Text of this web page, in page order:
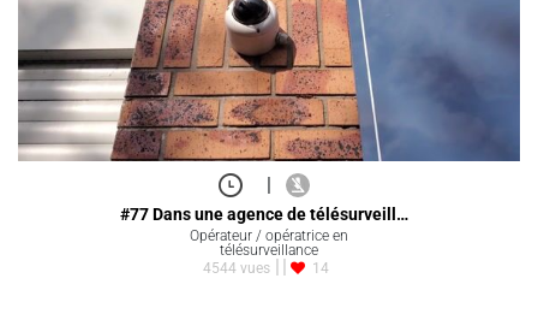
|
#77 Dans une agence de télésurveill…
Opérateur / opératrice en
télésurveillance
4544 vues
14